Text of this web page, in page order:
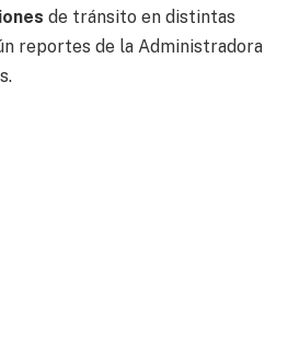
de tránsito en distintas
reportes de la Administradora